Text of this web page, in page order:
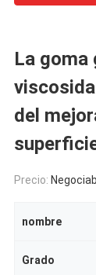
La goma
del
Precio:
nombre
Grado